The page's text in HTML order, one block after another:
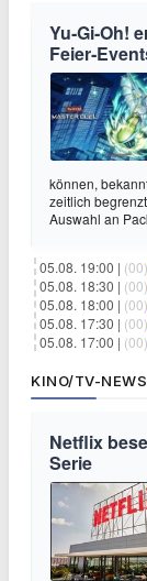
Yu‑Gi‑Oh!
können,
zeitlich
Auswahl an
05.08. 19:00 | (00)
05.08. 18:30 | (00)
05.08. 18:00 | (00)
05.08. 17:30 | (00)
05.08. 17:00 | (00)
KINO/TV-NEWS
Netflix
Serie